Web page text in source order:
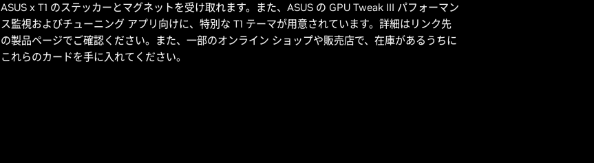
ASUS x T1 のステッカーとマグネットを受け取れます。また、ASUS の GPU Tweak III パフォーマン
ス監視およびチューニング アプリ向けに、特別な T1 テーマが用意されています。詳細はリンク先
の製品ページでご確認ください。また、一部のオンライン ショップや販売店で、在庫があるうちに
これらのカードを手に入れてください。